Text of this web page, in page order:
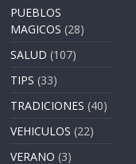
PUEBLOS
MAGICOS (28)
SALUD (107)
TIPS (33)
TRADICIONES (40)
VEHICULOS (22)
VERANO (3)